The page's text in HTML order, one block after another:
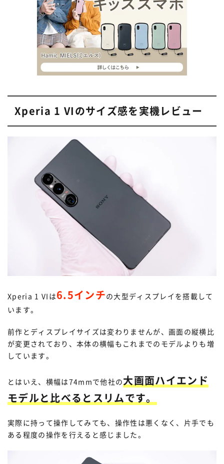
Xperia 1 VIのサイズ感を実機レビュー
Xperia 1 VIは6.5インチの大型ディスプレイを搭載して
います。
前作とディスプレイサイズは変わりませんが、画面の縦横比
が変更されており、本体の横幅もこれまでのモデルよりも増
しています。
とはいえ、横幅は74mmで他社の大画面ハイエンド
モデルと比べるとスリムです。
実際に持って操作してみても、操作性は悪くなく、片手でも
ある程度の操作を行えると感じました。